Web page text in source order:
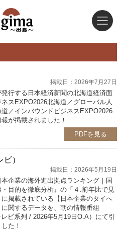
掲載日：2026年7月27日
発行する日本経済新聞の北海道経済面
スEXPO2026北海道／グローバル人
／インバウンドビジネスEXPO2026
が掲載されました！
PDFを見る
）
掲載日：2026年5月19日
企業の海外進出拠点ランキング｜国
目的を徹底分析』の「４.前年比で見
掲載されている【日本企業のタイへ
関するデータを、朝の情報番組
ビ系列 / 2026年5月19日O.A）にて引
た！